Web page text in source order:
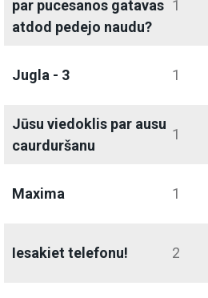
par pucesanos gatavas
atdod pedejo naudu?
1
Jugla - 3 1
Jūsu viedoklis par ausu
caurduršanu
1
Maxima 1
Iesakiet telefonu! 2